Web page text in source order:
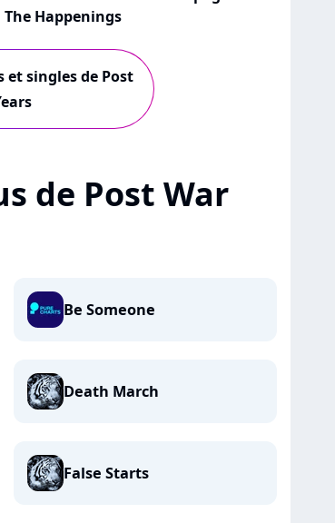
The Happenings
et singles de Post
de Post War
Be Someone
Death March
False Starts